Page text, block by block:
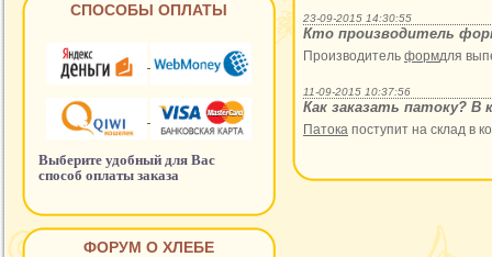
СПОСОБЫ ОПЛАТЫ
Выберите удобный для Вас
способ оплаты заказа
ФОРУМ О ХЛЕБЕ
23-09-2015 14:30:55
Кто производитель
Производитель формдля
11-09-2015 10:37:56
Как заказать патоку? В
Патока поступит на склад в